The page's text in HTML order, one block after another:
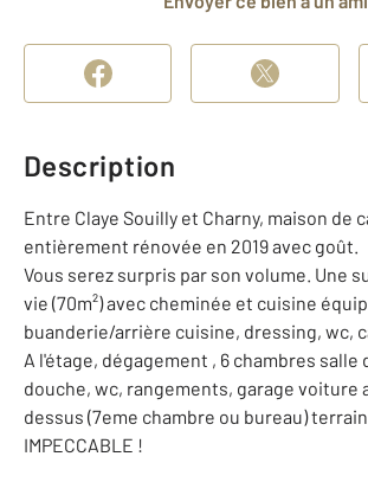
Description
Entre Claye Souilly et Charny, maison de
entièrement rénovée en 2019 avec goût.
Vous serez surpris par son volume. Une
vie (70m²) avec cheminée et cuisine
buanderie/arrière cuisine, dressing, wc,
A l'étage, dégagement , 6 chambres salle
douche, wc, rangements, garage voiture
dessus (7eme chambre ou bureau) terrain
IMPECCABLE !